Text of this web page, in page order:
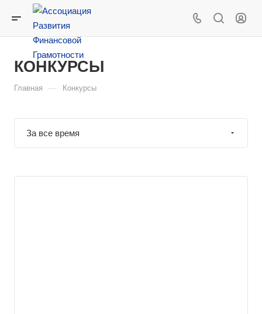
КОНКУРСЫ
Главная — Конкурсы
За все время